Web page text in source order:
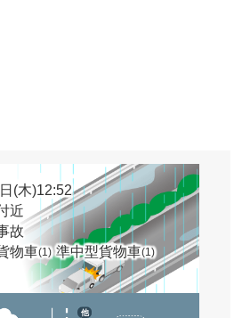
(木)12:52
近
故
物車(1) 準中型貨物車(1)
他